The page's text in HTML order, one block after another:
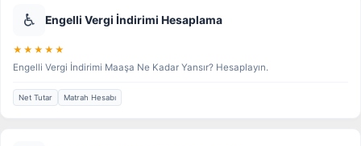
♿ Engelli Vergi İndirimi Hesaplama
★★★★★
Engelli Vergi İndirimi Maaşa Ne Kadar Yansır? Hesaplayın.
Net Tutar Matrah Hesabı